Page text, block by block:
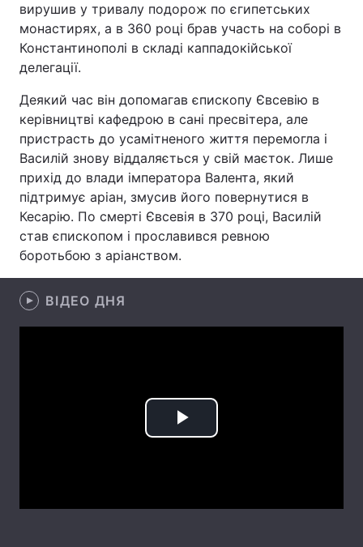
Цікавинки Погода
Екологія Регіони
Лонгріди
Відео з Youtube Статті
Інтерв'ю Думки
Архів Вакансії
Контакти
вирушив у тривалу подорож по єгипетських
монастирях, а в 360 році брав участь на соборі в
Константинополі в складі каппадокійської
делегації.
Деякий час він допомагав єпископу Євсевію в
керівництві кафедрою в сані пресвітера, але
пристрасть до усамітненого життя перемогла і
Василій знову віддаляється у свій маєток. Лише
прихід до влади імператора Валента, який
підтримує аріан, змусив його повернутися в
Кесарію. По смерті Євсевія в 370 році, Василій
став єпископом і прославився ревною
боротьбою з аріанством.
ВІДЕО ДНЯ
Play